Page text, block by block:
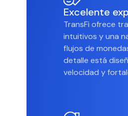
Excelente
TransFi ofrece
intuitivos y una
flujos de
detalle está
velocidad y